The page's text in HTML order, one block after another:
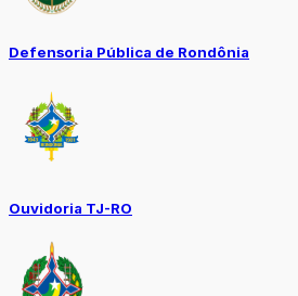
Defensoria Pública de Rondônia
Ouvidoria TJ-RO